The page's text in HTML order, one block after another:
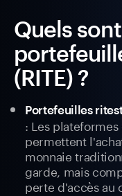
Quels
(RITE) ?
Portefeuilles
: Les
permettent
monnaie
garde, mais
perte d'accès au